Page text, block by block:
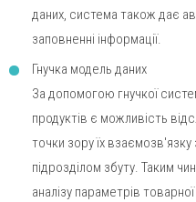
даних, система також дає
заповненні інформації.
Гнучка модель даних
За допомогою гнучкої
продуктів є можливість
точки зору їх
підрозділом збуту. Таким
аналізу параметрів